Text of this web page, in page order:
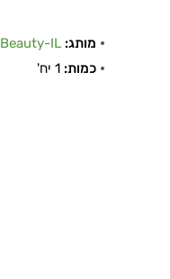
מותג: Beauty-IL
כמות: